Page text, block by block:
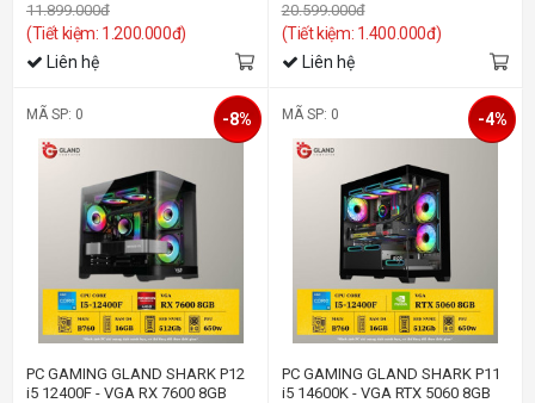
11.899.000đ
(Tiết kiệm: 1.200.000đ)
Liên hệ
20.599.000đ
(Tiết kiệm: 1.400.000đ)
Liên hệ
MÃ SP: 0
PC GAMING GLAND SHARK P12
i5 12400F - VGA RX 7600 8GB
-8% MÃ SP: 0
PC GAMING GLAND SHARK P11
i5 14600K - VGA RTX 5060 8GB
-4%